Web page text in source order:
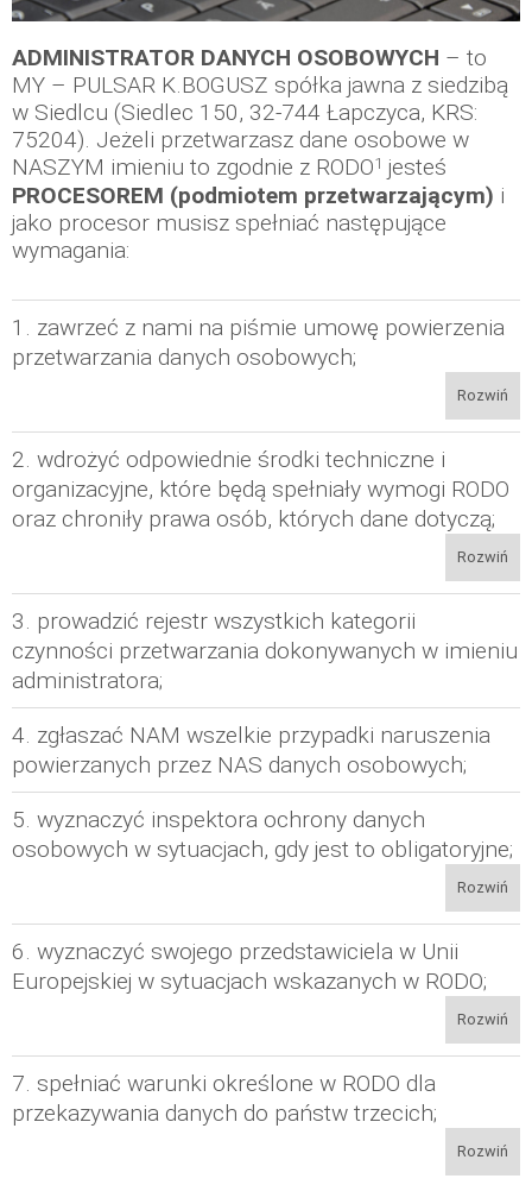
ADMINISTRATOR DANYCH OSOBOWYCH – to
MY – PULSAR K.BOGUSZ spółka jawna z siedzibą
w Siedlcu (Siedlec 150, 32-744 Łapczyca, KRS:
75204). Jeżeli przetwarzasz dane osobowe w
NASZYM imieniu to zgodnie z RODO1 jesteś
PROCESOREM (podmiotem przetwarzającym) i
jako procesor musisz spełniać następujące
wymagania:
1. zawrzeć z nami na piśmie umowę powierzenia
przetwarzania danych osobowych;
Rozwiń
2. wdrożyć odpowiednie środki techniczne i
organizacyjne, które będą spełniały wymogi RODO
oraz chroniły prawa osób, których dane dotyczą;
Rozwiń
3. prowadzić rejestr wszystkich kategorii
czynności przetwarzania dokonywanych w imieniu
administratora;
4. zgłaszać NAM wszelkie przypadki naruszenia
powierzanych przez NAS danych osobowych;
5. wyznaczyć inspektora ochrony danych
osobowych w sytuacjach, gdy jest to obligatoryjne;
Rozwiń
6. wyznaczyć swojego przedstawiciela w Unii
Europejskiej w sytuacjach wskazanych w RODO;
Rozwiń
7. spełniać warunki określone w RODO dla
przekazywania danych do państw trzecich;
Rozwiń